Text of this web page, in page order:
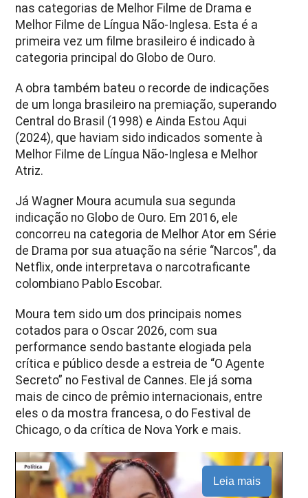
nas categorias de Melhor Filme de Drama e
Melhor Filme de Língua Não-Inglesa. Esta é a
primeira vez um filme brasileiro é indicado à
categoria principal do Globo de Ouro.
A obra também bateu o recorde de indicações
de um longa brasileiro na premiação, superando
Central do Brasil (1998) e Ainda Estou Aqui
(2024), que haviam sido indicados somente à
Melhor Filme de Língua Não-Inglesa e Melhor
Atriz.
Já Wagner Moura acumula sua segunda
indicação no Globo de Ouro. Em 2016, ele
concorreu na categoria de Melhor Ator em Série
de Drama por sua atuação na série “Narcos”, da
Netflix, onde interpretava o narcotraficante
colombiano Pablo Escobar.
Moura tem sido um dos principais nomes
cotados para o Oscar 2026, com sua
performance sendo bastante elogiada pela
crítica e público desde a estreia de “O Agente
Secreto” no Festival de Cannes. Ele já soma
mais de cinco de prêmio internacionais, entre
eles o da mostra francesa, o do Festival de
Chicago, o da crítica de Nova York e mais.
Leia mais